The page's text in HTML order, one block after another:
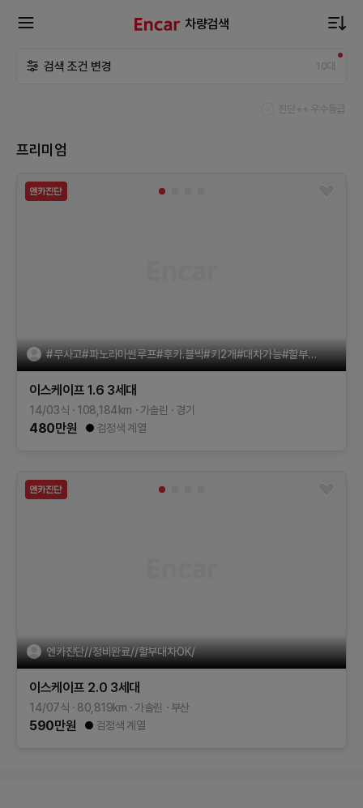
차량검색
검색 조건 변경 10대
진단++ 우수등급
프리미엄
#무사고#파노라마썬루프#후카.블박#키2개#대차가능#할부가능
이스케이프 1.6 3세대
14/03식 108,184km 가솔린 경기
480만원 검정색 계열
엔카진단//정비완료//할부대차OK/
이스케이프 2.0 3세대
14/07식 80,819km 가솔린 부산
590만원 검정색 계열